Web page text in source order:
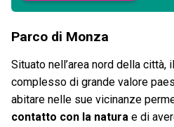
Parco di Monza
Situato nell’area nord della città,
complesso di grande valore
abitare nelle sue vicinanze
contatto con la natura e di